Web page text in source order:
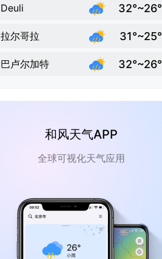
Deuli 32°~26°
拉尔哥拉 31°~25°
巴卢尔加特 32°~26°
和风天气APP
全球可视化天气应用